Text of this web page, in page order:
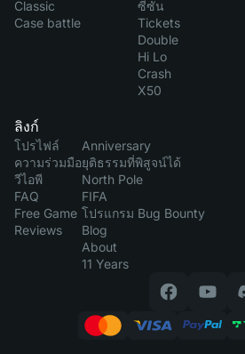
Classic
Case battle
ซีซัน
Tickets
Double
Hi Lo
Crash
X50
ลิงก์
โปรไฟล์
ความร่วมมือ
วีไอพี
FAQ
Free Game
Reviews
Anniversary
ยุติธรรมที่พิสูจน์ได้
North Pole
FIFA
โปรแกรม Bug Bounty
Blog
About
11 Years